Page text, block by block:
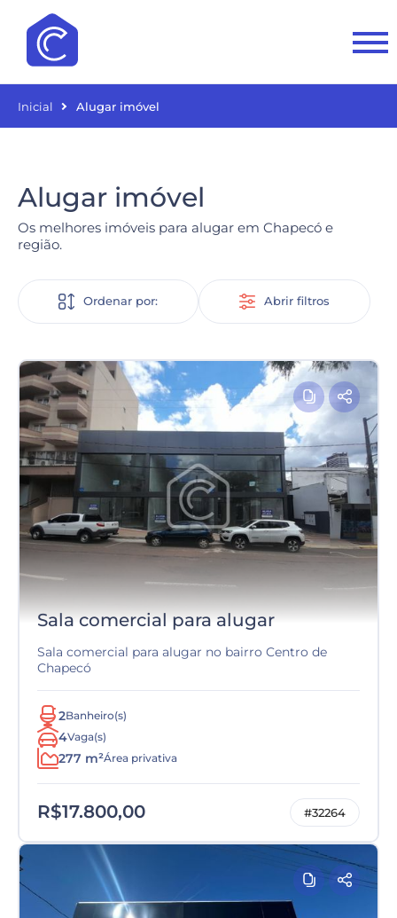
Inicial Alugar imóvel
Alugar imóvel
Os melhores imóveis para alugar em Chapecó e
região.
Ordenar por: Abrir filtros
Sala comercial para alugar
Sala comercial para alugar no bairro Centro de
Chapecó
2Banheiro(s)
4Vaga(s)
277 m²Área privativa
R$17.800,00 #32264